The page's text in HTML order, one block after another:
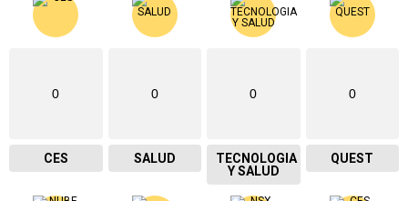
0
CES
0
SALUD
0
TECNOLOGIA
Y SALUD
0
QUEST